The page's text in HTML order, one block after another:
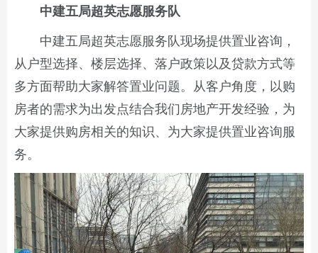
中建五局超英志愿服务队
中建五局超英志愿服务队现场提供置业咨询，
从户型选择、楼层选择、落户政策以及贷款方式等
多方面帮助大家解答置业问题。从客户角度，以购
房者的需求为出发点结合我们房地产开发经验，为
大家提供购房相关的知识、为大家提供置业咨询服
务。